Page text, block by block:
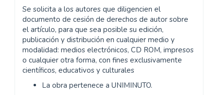
Se solicita a los autores que diligencien el
documento de cesión de derechos de autor sobre
el artículo, para que sea posible su edición,
publicación y distribución en cualquier medio y
modalidad: medios electrónicos, CD ROM, impresos
o cualquier otra forma, con fines exclusivamente
científicos, educativos y culturales
La obra pertenece a UNIMINUTO.